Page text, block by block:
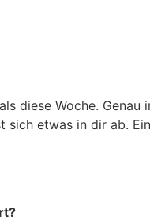
diese Woche. Genau
etwas in dir ab. Ein